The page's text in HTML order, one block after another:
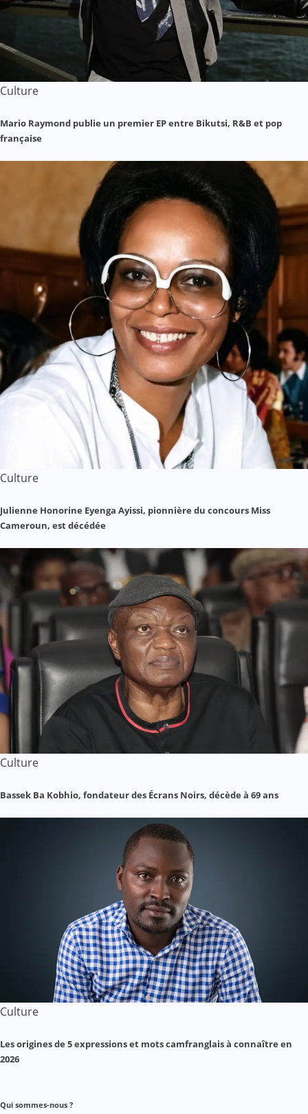
Culture
Mario Raymond publie un premier EP entre Bikutsi, R&B et pop
française
Culture
Julienne Honorine Eyenga Ayissi, pionnière du concours Miss
Cameroun, est décédée
Culture
Bassek Ba Kobhio, fondateur des Écrans Noirs, décède à 69 ans
Culture
Les origines de 5 expressions et mots camfranglais à connaître en
2026
Qui sommes-nous ?